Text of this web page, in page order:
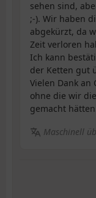
sehen sind,
;-). Wir haben
abgekürzt, da
Zeit verloren
Ich kann
der Ketten gut
Vielen Dank
ohne die wir
gemacht
Maschinell